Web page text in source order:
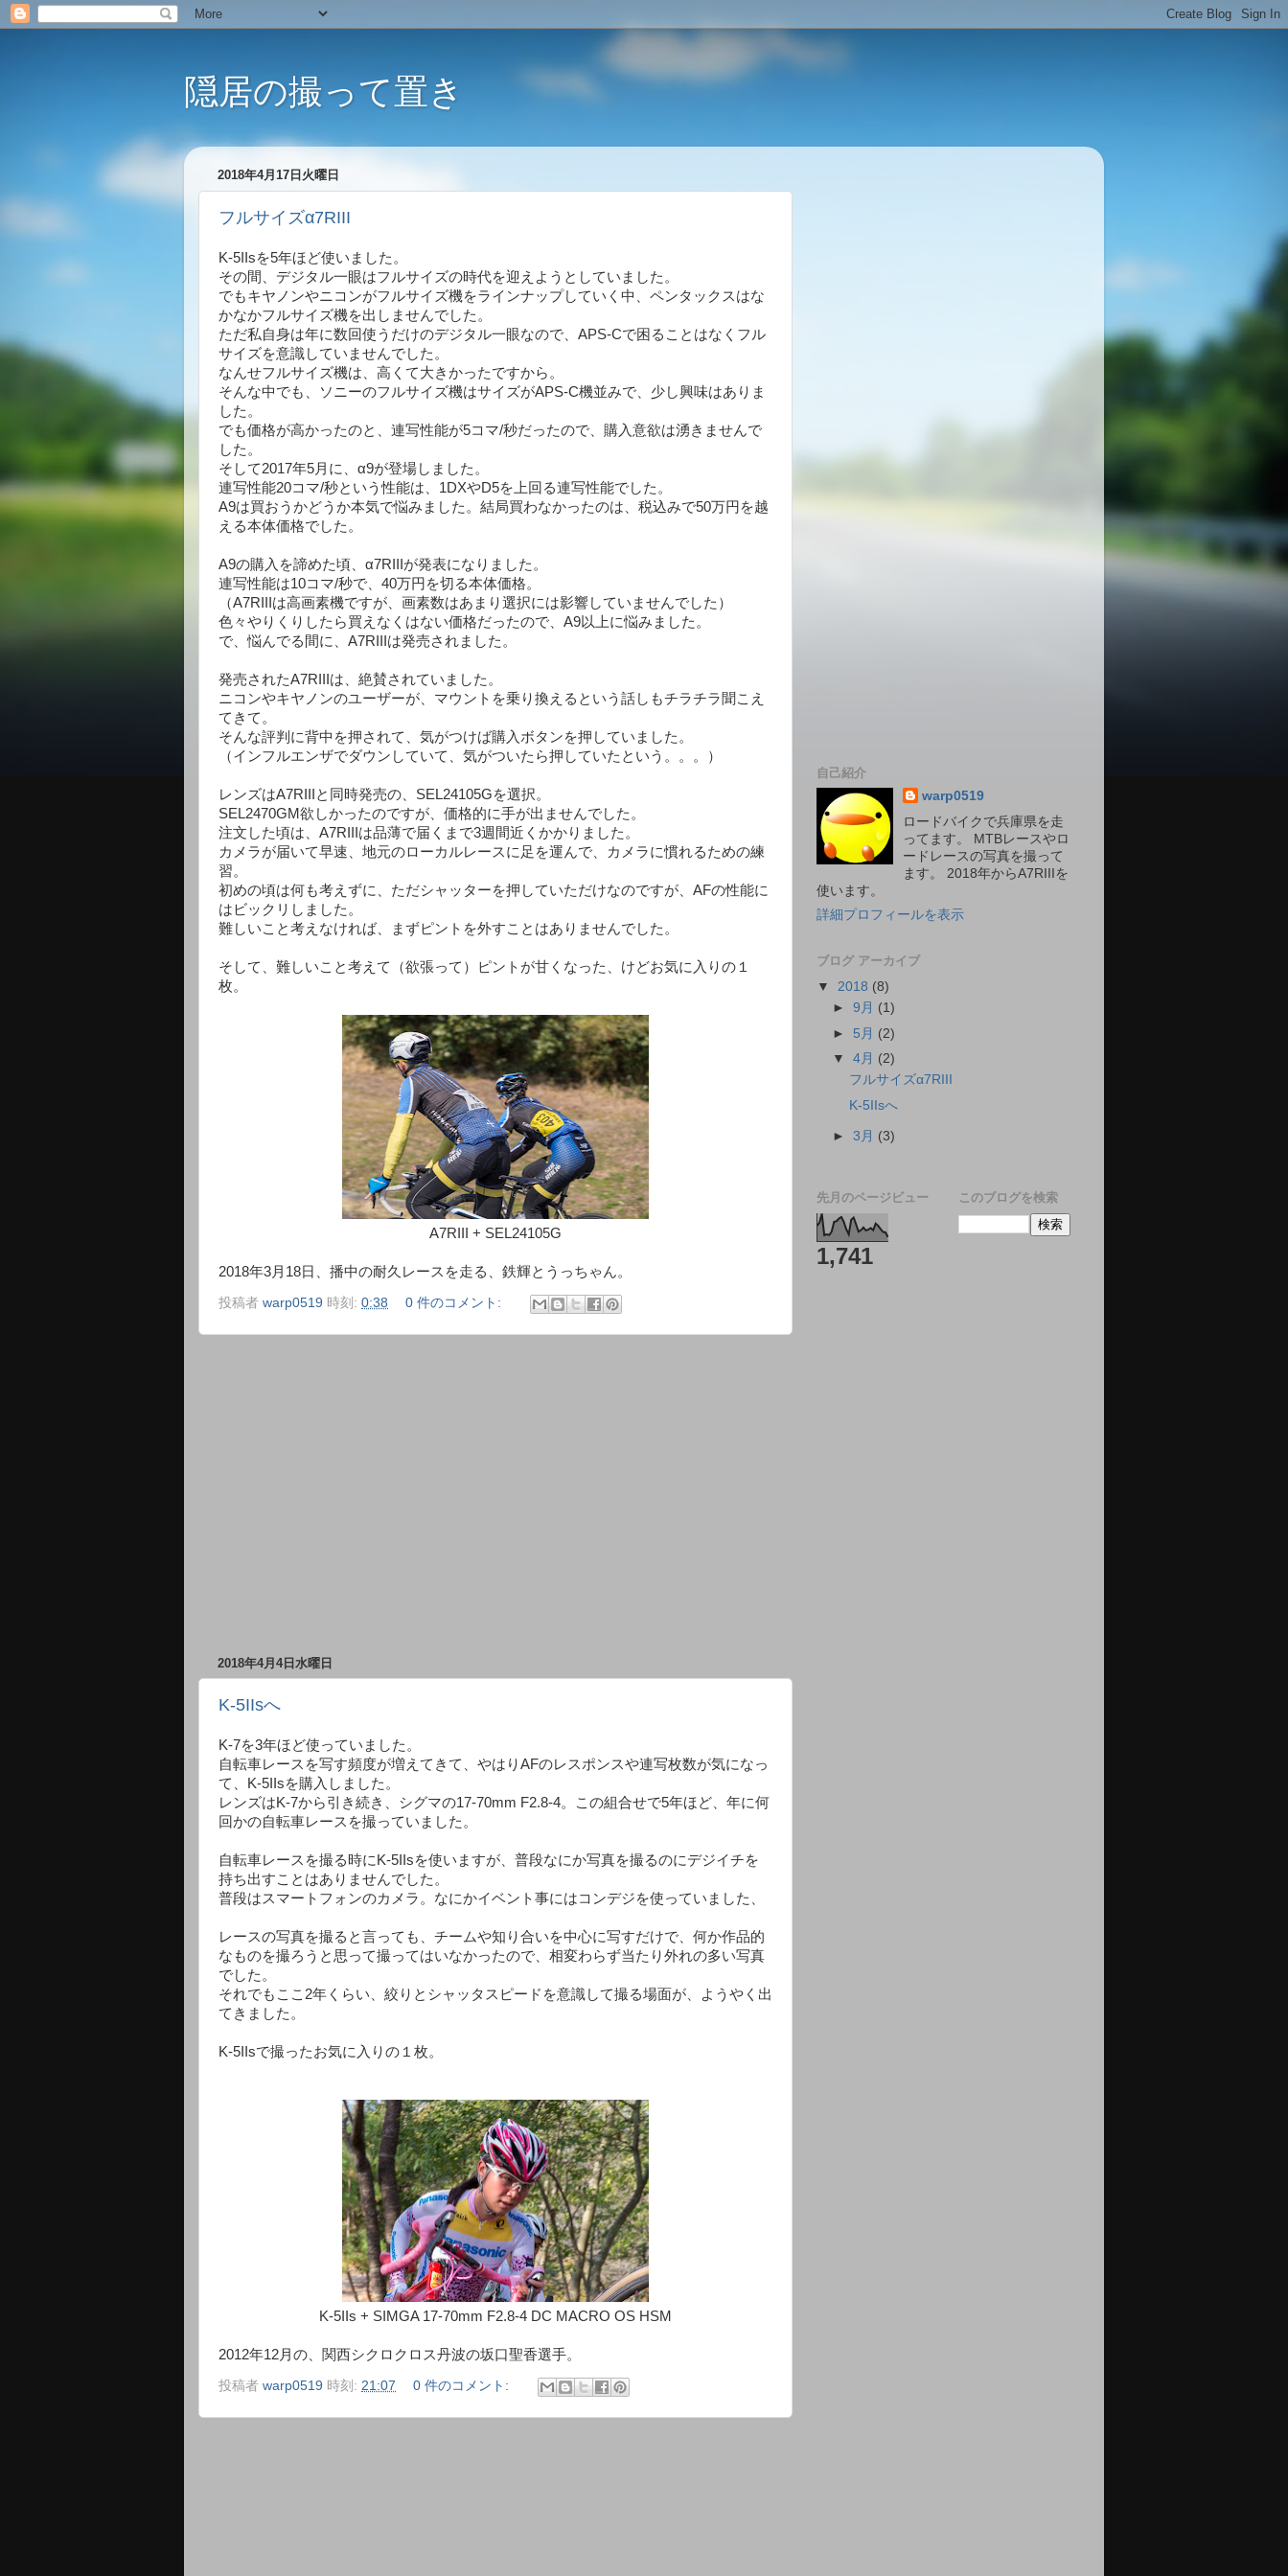
隠居の撮って置き
2018年4月17日火曜日
フルサイズα7RIII
K-5IIsを5年ほど使いました。
その間、デジタル一眼はフルサイズの時代を迎えようとしていました。
でもキヤノンやニコンがフルサイズ機をラインナップしていく中、ペンタックスはな
かなかフルサイズ機を出しませんでした。
ただ私自身は年に数回使うだけのデジタル一眼なので、APS-Cで困ることはなくフル
サイズを意識していませんでした。
なんせフルサイズ機は、高くて大きかったですから。
そんな中でも、ソニーのフルサイズ機はサイズがAPS-C機並みで、少し興味はありま
した。
でも価格が高かったのと、連写性能が5コマ/秒だったので、購入意欲は湧きませんで
した。
そして2017年5月に、α9が登場しました。
連写性能20コマ/秒という性能は、1DXやD5を上回る連写性能でした。
A9は買おうかどうか本気で悩みました。結局買わなかったのは、税込みで50万円を越
える本体価格でした。
A9の購入を諦めた頃、α7RIIIが発表になりました。
連写性能は10コマ/秒で、40万円を切る本体価格。
（A7RIIIは高画素機ですが、画素数はあまり選択には影響していませんでした）
色々やりくりしたら買えなくはない価格だったので、A9以上に悩みました。
で、悩んでる間に、A7RIIIは発売されました。
発売されたA7RIIIは、絶賛されていました。
ニコンやキヤノンのユーザーが、マウントを乗り換えるという話しもチラチラ聞こえ
てきて。
そんな評判に背中を押されて、気がつけば購入ボタンを押していました。
（インフルエンザでダウンしていて、気がついたら押していたという。。。）
レンズはA7RIIIと同時発売の、SEL24105Gを選択。
SEL2470GM欲しかったのですが、価格的に手が出ませんでした。
注文した頃は、A7RIIIは品薄で届くまで3週間近くかかりました。
カメラが届いて早速、地元のローカルレースに足を運んで、カメラに慣れるための練
習。
初めの頃は何も考えずに、ただシャッターを押していただけなのですが、AFの性能に
はビックリしました。
難しいこと考えなければ、まずピントを外すことはありませんでした。
そして、難しいこと考えて（欲張って）ピントが甘くなった、けどお気に入りの１
枚。
A7RIII + SEL24105G
2018年3月18日、播中の耐久レースを走る、鉄輝とうっちゃん。
投稿者 warp0519 時刻: 0:38 0 件のコメント:
2018年4月4日水曜日
K-5IIsへ
K-7を3年ほど使っていました。
自転車レースを写す頻度が増えてきて、やはりAFのレスポンスや連写枚数が気になっ
て、K-5IIsを購入しました。
レンズはK-7から引き続き、 シグマの17-70mm F2.8-4。この組合せで5年ほど、年に何
回かの自転車レースを撮っていました。
自転車レースを撮る時にK-5IIsを使いますが、普段なにか写真を撮るのにデジイチを
持ち出すことはありませんでした。
普段はスマートフォンのカメラ。なにかイベント事にはコンデジを使っていました、
レースの写真を撮ると言っても、チームや知り合いを中心に写すだけで、何か作品的
なものを撮ろうと思って撮ってはいなかったので、相変わらず当たり外れの多い写真
でした。
それでもここ2年くらい、絞りとシャッタスピードを意識して撮る場面が、ようやく出
てきました。
K-5IIsで撮ったお気に入りの１枚。
K-5IIs + SIMGA 17-70mm F2.8-4 DC MACRO OS HSM
2012年12月の、関西シクロクロス丹波の坂口聖香選手。
投稿者 warp0519 時刻: 21:07 0 件のコメント:
自己紹介
warp0519
ロードバイクで兵庫県を走
ってます。 MTBレースやロ
ードレースの写真を撮って
ます。 2018年からA7RIIIを
使います。
詳細プロフィールを表示
ブログ アーカイブ
▼ 2018 (8)
►9月 (1)
► 5月 (2)
▼4月 (2)
フルサイズα7RIII
K-5IIsへ
►3月 (3)
先月のページビュー
1,741
このブログを検索